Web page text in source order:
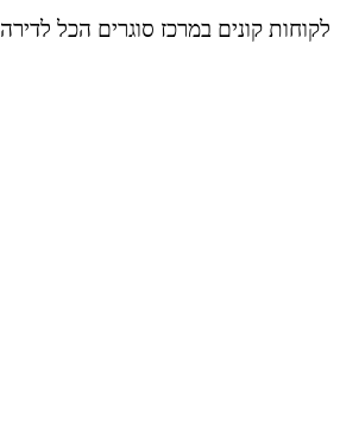
לקוחות קונים במרכז סוגרים הכל לדירה